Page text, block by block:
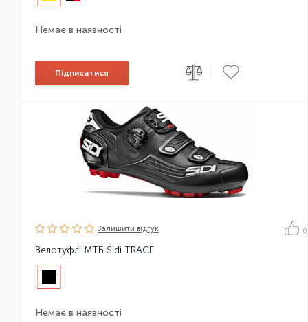
Немає в наявності
Підписатися
Залишити вiдгук 0
Велотуфлі МТБ Sidi TRACE
Немає в наявності